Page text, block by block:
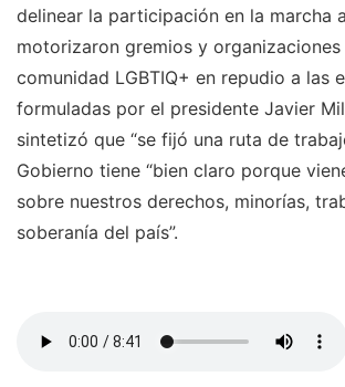
delinear la participación en la marcha
motorizaron gremios y organizaciones
comunidad LGBTIQ+ en repudio a las
formuladas por el presidente Javier
sintetizó que “se fijó una ruta de
Gobierno tiene “bien claro porque
sobre nuestros derechos, minorías,
soberanía del país”.